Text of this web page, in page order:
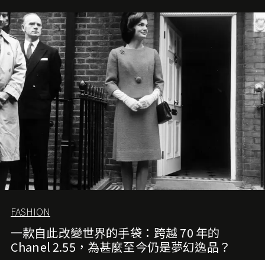
FASHION
一款自此改變世界的手袋：跨越 70 年的
Chanel 2.55，為甚麼至今仍是夢幻逸品？